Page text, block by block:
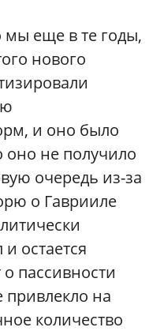
мы еще в те годы,
нового
и оно было
оно не получило
очередь из-за
о Гаврииле
остается
пассивности
привлекло на
количество